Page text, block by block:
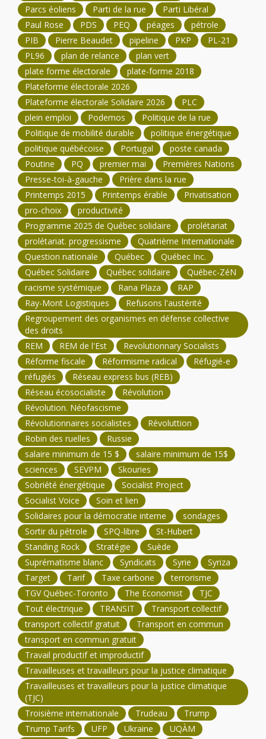
Parcs éoliens
Parti de la rue
Parti Libéral
Paul Rose
PDS PEQ péages
pétrole
PIB
Pierre Beaudet pipeline PKP
PL-21
PL96
plan de relance
plan vert
plate forme électorale
plate-forme 2018
Plateforme électorale 2026
Plateforme électorale Solidaire 2026
PLC
plein emploi
Podemos
Politique de la rue
Politique de mobilité durable
politique énergétique
politique québécoise
Portugal
poste canada
Poutine
PQ premier mai
Premières Nations
Presse-toi-à-gauche
Prière dans la rue
Printemps 2015
Printemps érable
Privatisation
pro-choix
productivité
Programme 2025 de Québec solidaire
prolétariat
prolétariat. progressisme
Quatrième Internationale
Question nationale
Québec
Québec Inc.
Québec Solidaire
Québec solidaire
Québec-ZéN
racisme systémique
Rana Plaza
RAP
Ray-Mont Logistiques
Refusons l'austérité
Regroupement des organismes en défense collective
des droits
REM
REM de l'Est
Revolutionnary Socialists
Réforme fiscale
Réformisme radical
Réfugié-e
réfugiés
Réseau express bus (REB)
Réseau écosocialiste
Révolution
Révolution. Néofascisme
Révolutionnaires socialistes
Révoluttion
Robin des ruelles
Russie
salaire minimum de 15 $
salaire minimum de 15$
sciences
SEVPM
Skouries
Sobriété énergétique
Socialist Project
Socialist Voice
Soin et lien
Solidaires pour la démocratie interne
sondages
Sortir du pétrole
SPQ-libre
St-Hubert
Standing Rock
Stratégie
Suède
Suprématisme blanc
Syndicats Syrie
Syriza
Target
Tarif Taxe carbone
terrorisme
TGV Québec-Toronto
The Economist
TJC
Tout électrique
TRANSIT
Transport collectif
transport collectif gratuit
Transport en commun
transport en commun gratuit
Travail productif et improductif
Travailleuses et travailleurs pour la justice climatique
Travailleuses et travailleurs pour la justice climatique
(TJC)
Troisième internationale
Trudeau
Trump
Trump Tarifs
UFP Ukraine
UQÀM